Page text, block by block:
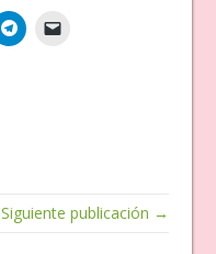
Siguiente publicación →